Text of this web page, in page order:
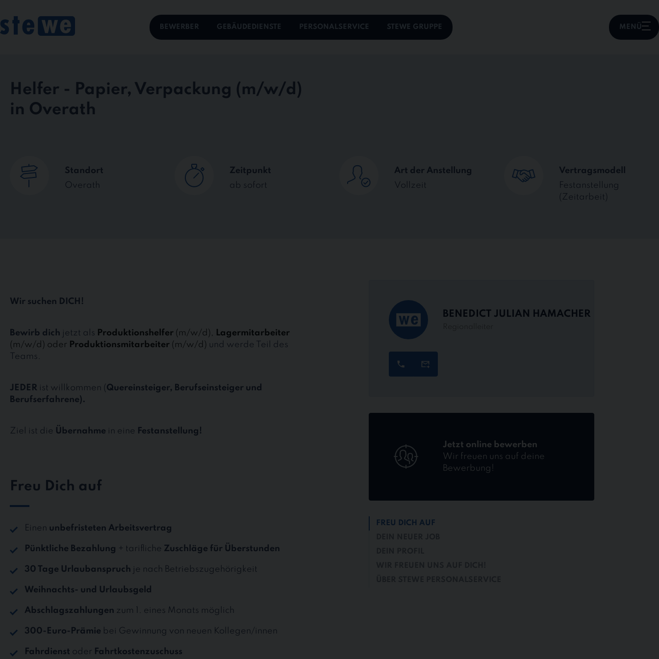
BEWERBER GEBÄUDEDIENSTE PERSONALSERVICE STEWE GRUPPE MENÜ
content
Helfer - Papier, Verpackung
in Overath
Standort
Overath
Zeitpunkt
ab sofort
Art der Anstellung
Vollzeit
Vertragsmodell
Festanstellung
(Zeitarbeit)
Wir suchen DICH!
Bewirb dich jetzt als Produktionshelfer (m/w/d),
Lagermitarbeiter
(m/w/d) oder Produktionsmitarbeiter (m/w/d) und werde Teil des
Teams.
JEDER ist willkommen ( Quereinsteiger, Berufseinsteiger und
Berufserfahrene).
Ziel ist die Übernahme in eine Festanstellung!
Freu Dich auf
Einen unbefristeten Arbeitsvertrag
Pünktliche Bezahlung + tarifliche Zuschläge für Überstunden
30 Tage Urlaubanspruch je nach Betriebszugehörigkeit
Weihnachts- und Urlaubsgeld
Abschlagszahlungen zum 1. eines Monats möglich
300-Euro-Prämie bei Gewinnung von neuen Kollegen/innen
Fahrdienst oder Fahrtkostenzuschuss
BENEDICT JULIAN HAMACHER
Jetzt online bewerben
Wir freuen uns auf deine
Bewerbung!
FREU DICH AUF